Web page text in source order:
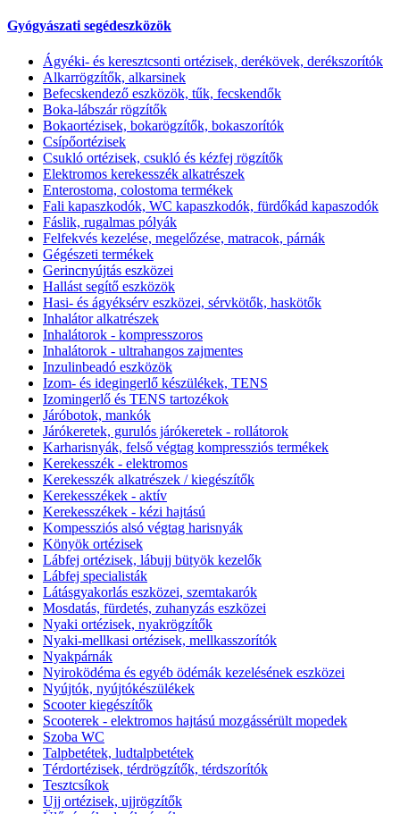
Gyógyászati segédeszközök
Ágyéki- és keresztcsonti ortézisek, derékövek, derékszorítók
Alkarrögzítők, alkarsinek
Befecskendező eszközök, tűk, fecskendők
Boka-lábszár rögzítők
Bokaortézisek, bokarögzítők, bokaszorítók
Csípőortézisek
Csukló ortézisek, csukló és kézfej rögzítők
Elektromos kerekesszék alkatrészek
Enterostoma, colostoma termékek
Fali kapaszkodók, WC kapaszkodók, fürdőkád kapaszodók
Fáslik, rugalmas pólyák
Felfekvés kezelése, megelőzése, matracok, párnák
Gégészeti termékek
Gerincnyújtás eszközei
Hallást segítő eszközök
Hasi- és ágyéksérv eszközei, sérvkötők, haskötők
Inhalátor alkatrészek
Inhalátorok - kompresszoros
Inhalátorok - ultrahangos zajmentes
Inzulinbeadó eszközök
Izom- és idegingerlő készülékek, TENS
Izomingerlő és TENS tartozékok
Járóbotok, mankók
Járókeretek, gurulós járókeretek - rollátorok
Karharisnyák, felső végtag kompressziós termékek
Kerekesszék - elektromos
Kerekesszék alkatrészek / kiegészítők
Kerekesszékek - aktív
Kerekesszékek - kézi hajtású
Kompessziós alsó végtag harisnyák
Könyök ortézisek
Lábfej ortézisek, lábujj bütyök kezelők
Lábfej specialisták
Látásgyakorlás eszközei, szemtakarók
Mosdatás, fürdetés, zuhanyzás eszközei
Nyaki ortézisek, nyakrögzítők
Nyaki-mellkasi ortézisek, mellkasszorítók
Nyakpárnák
Nyiroködéma és egyéb ödémák kezelésének eszközei
Nyújtók, nyújtókészülékek
Scooter kiegészítők
Scooterek - elektromos hajtású mozgássérült mopedek
Szoba WC
Talpbetétek, ludtalpbetétek
Térdortézisek, térdrögzítők, térdszorítók
Tesztcsíkok
Ujj ortézisek, ujjrögzítők